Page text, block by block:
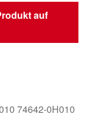
auf
74642-0H010